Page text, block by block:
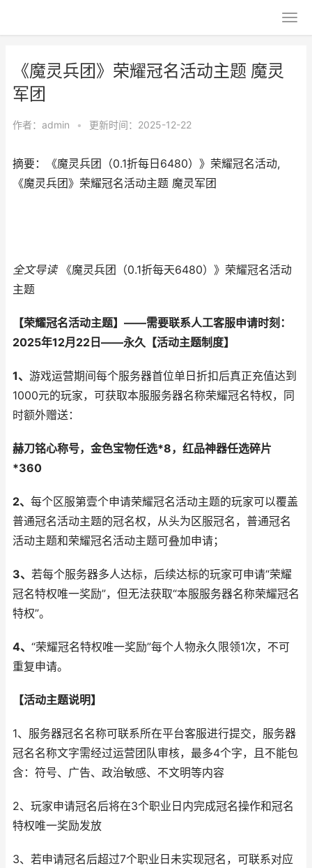
《魔灵兵团》荣耀冠名活动主题 魔灵
军团
作者： admin • 更新时间：2025-12-22
摘要：《魔灵兵团（0.1折每日6480）》荣耀冠名活动,
《魔灵兵团》荣耀冠名活动主题 魔灵军团
全文导读《魔灵兵团（0.1折每天6480）》荣耀冠名活动
主题
【荣耀冠名活动主题】——需要联系人工客服申请时刻：
2025年12月 22 日——永久 【活动主题制度】
1、 游戏运营期间每个服务器首位单日折扣后真正充值达到
1000元的玩家，可获取本服服务器名称荣耀冠名特权，同
时额外赠送：
赫刀铭心称号，金色宝物任选*8，红品神器任选碎片
*360
2、 每个区服第壹个申请荣耀冠名活动主题的玩家可以覆盖
普通冠名活动主题的冠名权，从头为区服冠名，普通冠名
活动主题和荣耀冠名活动主题可叠加申请；
3、 若每个服务器多人达标，后续达标的玩家可申请“荣耀
冠名特权唯一奖励”，但无法获取“本服服务器名称荣耀冠名
特权”。
4、 “荣耀冠名特权唯一奖励”每个人物永久限领1次，不可
重复申请。
【活动主题说明】
1、服务器冠名名称可联系所在平台客服进行提交，服务器
冠名名称文字需经过运营团队审核，最多4个字，且不能包
含：符号、广告、政治敏感、不文明等内容
2、玩家申请冠名后将在3个职业日内完成冠名操作和冠名
特权唯一奖励发放
3、若申请冠名后超过7个职业日未实现冠名，可联系对应